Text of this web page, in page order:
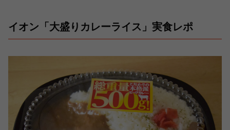
イオン「大盛りカレーライス」実食レポ